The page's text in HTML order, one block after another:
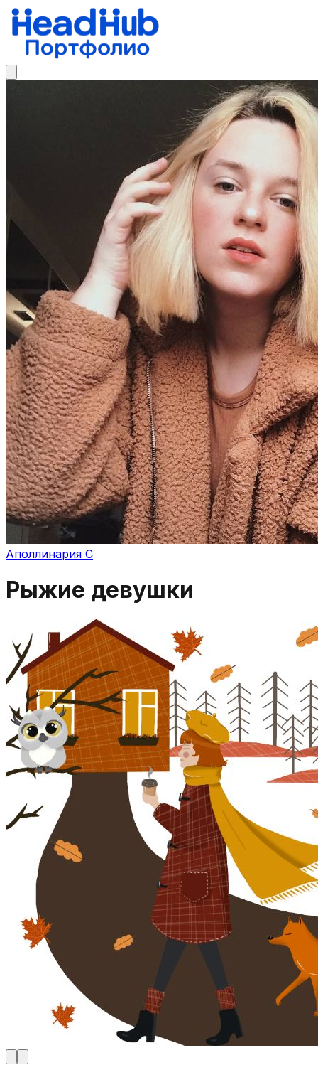
Аполлинария С
Рыжие девушки